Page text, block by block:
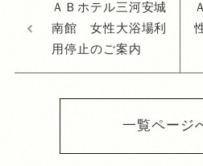
ＡＢホテル三河安城
南館 女性大浴場利
用停止のご案内
一覧ページ